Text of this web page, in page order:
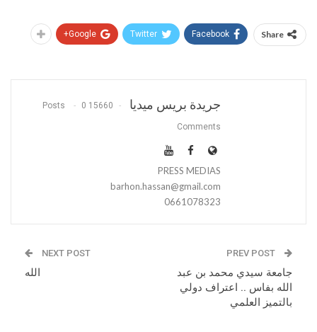
Share
Facebook
Twitter
Google+
جريدة بريس ميديا 15660 Posts
0
Comments
PRESS MEDIAS
barhon.hassan@gmail.com
0661078323
جامعة سيدي محمد بن عبد
الله بفاس .. اعتراف دولي
بالتميز العلمي
NEXT POST
الله